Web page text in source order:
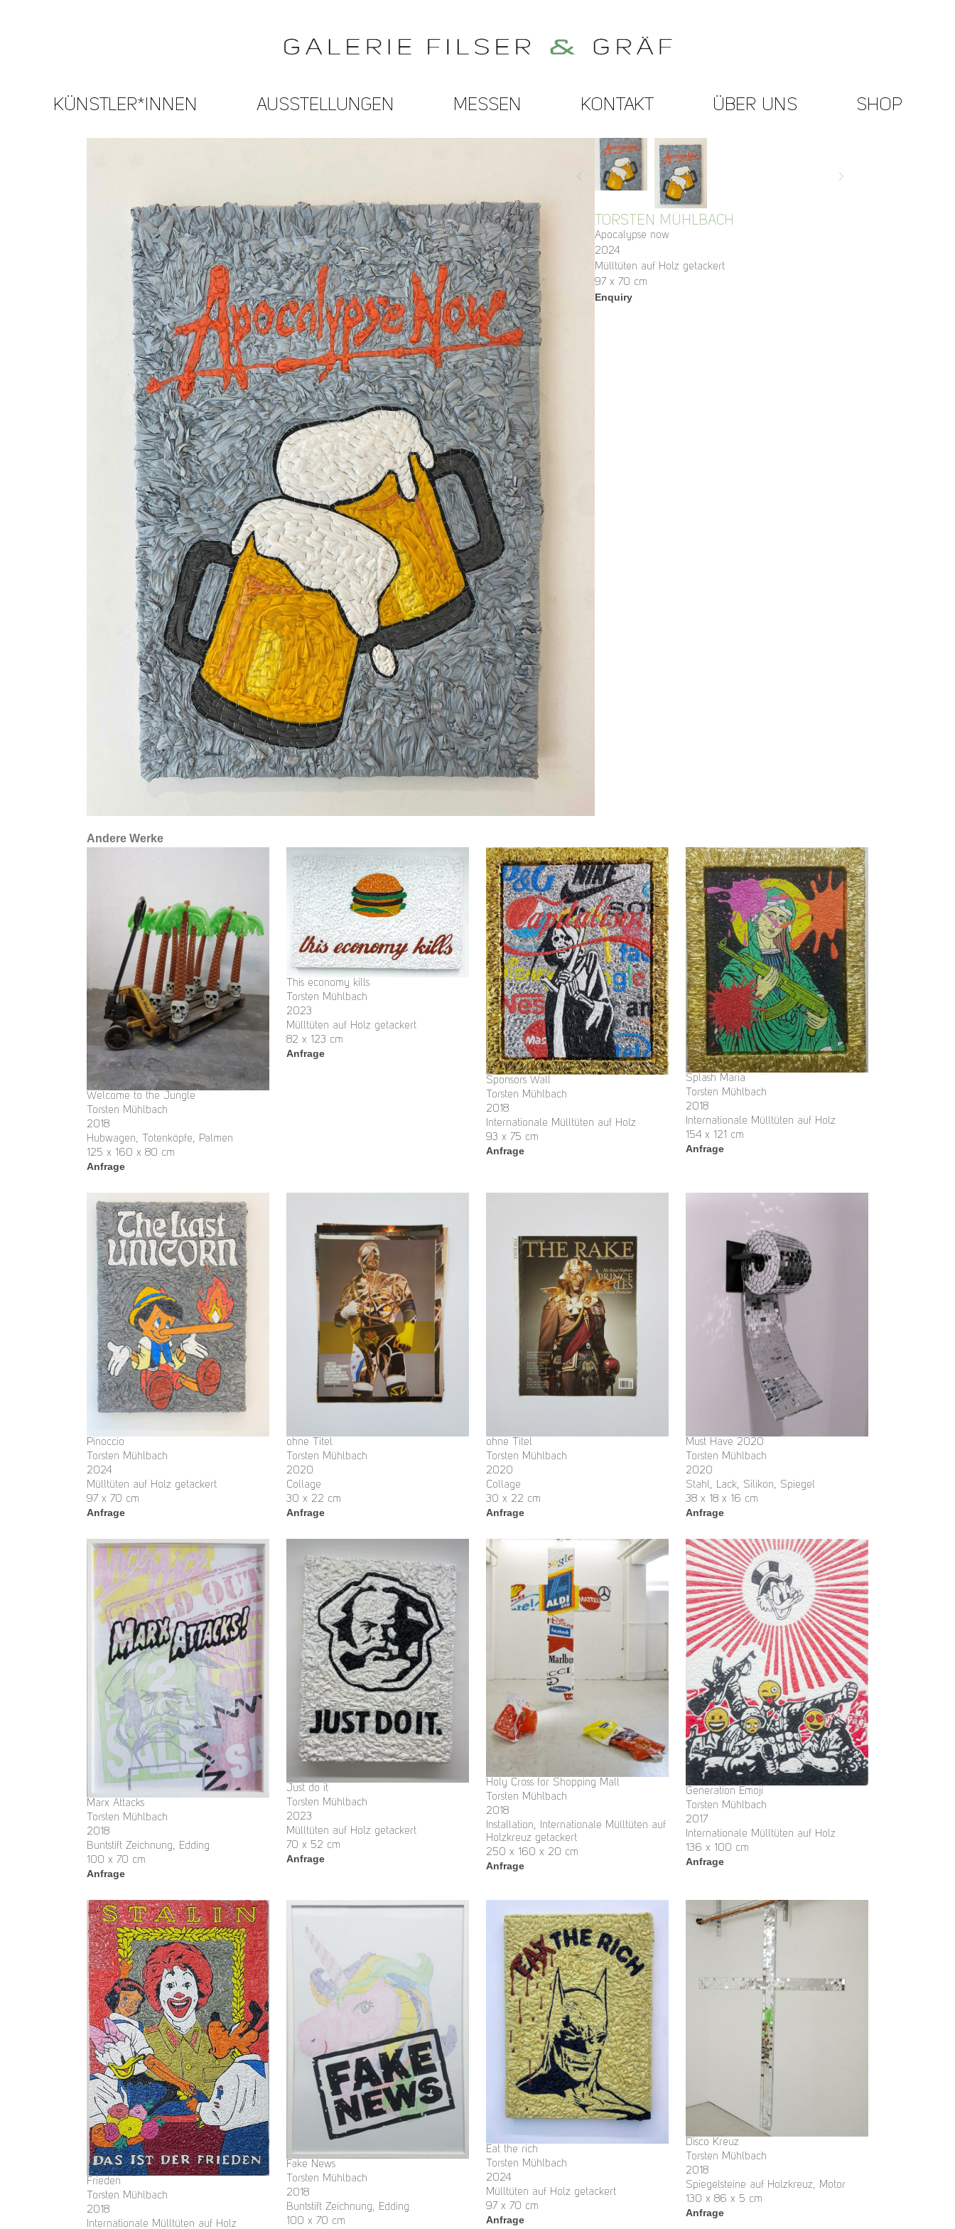
KÜNSTLER*INNEN AUSSTELLUNGEN MESSEN KONTAKT ÜBER UNS SHOP
TORSTEN MÜHLBACH
Apocalypse now
2024
Mülltüten auf Holz getackert
97 x 70 cm
Enquiry
Andere Werke
Welcome to the Jungle
Torsten Mühlbach
2018
Hubwagen, Totenköpfe, Palmen
125 x 160 x 80 cm
Anfrage
This economy kills
Torsten Mühlbach
2023
Mülltüten auf Holz getackert
82 x 123 cm
Anfrage
Sponsors Wall
Torsten Mühlbach
2018
Internationale Mülltüten auf Holz
93 x 75 cm
Anfrage
Splash Maria
Torsten Mühlbach
2018
Internationale Mülltüten auf Holz
154 x 121 cm
Anfrage
Pinoccio
Torsten Mühlbach
2024
Mülltüten auf Holz getackert
97 x 70 cm
Anfrage
ohne Titel
Torsten Mühlbach
2020
Collage
30 x 22 cm
Anfrage
ohne Titel
Torsten Mühlbach
2020
Collage
30 x 22 cm
Anfrage
Must Have 2020
Torsten Mühlbach
2020
Stahl, Lack, Silikon, Spiegel
38 x 18 x 16 cm
Anfrage
Marx Attacks
Torsten Mühlbach
2018
Buntstift Zeichnung, Edding
100 x 70 cm
Anfrage
Just do it
Torsten Mühlbach
2023
Mülltüten auf Holz getackert
70 x 52 cm
Anfrage
Holy Cross for Shopping Mall
Torsten Mühlbach
2018
Installation, Internationale Mülltüten auf
Holzkreuz getackert
250 x 160 x 20 cm
Anfrage
Generation Emoji
Torsten Mühlbach
2017
Internationale Mülltüten auf Holz
136 x 100 cm
Anfrage
Frieden
Torsten Mühlbach
2018
Internationale Mülltüten auf Holz
Fake News
Torsten Mühlbach
2018
Buntstift Zeichnung, Edding
100 x 70 cm
Eat the rich
Torsten Mühlbach
2024
Mülltüten auf Holz getackert
97 x 70 cm
Anfrage
Disco Kreuz
Torsten Mühlbach
2018
Spiegelsteine auf Holzkreuz, Motor
130 x 86 x 5 cm
Anfrage